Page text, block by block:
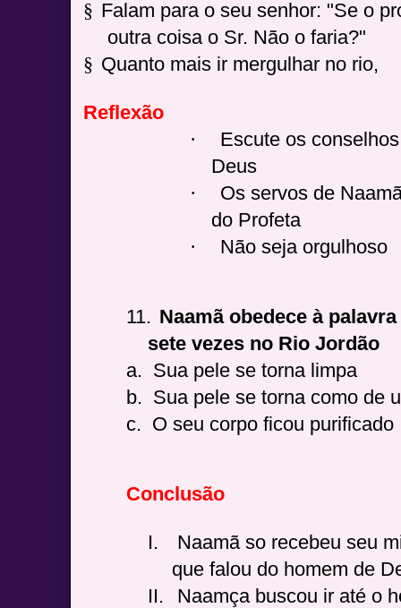
§ Falam para o seu senhor: "Se o
outra coisa o Sr. Não o faria?"
§ Quanto mais ir mergulhar no rio,
Reflexão
·
Escute os
Deus
·
Os servos de
do Profeta
·
Não seja orgulhoso
11. Naamã obedece à
sete vezes no Rio Jordão
a. Sua pele se torna limpa
b. Sua pele se torna como de
c. O seu corpo ficou purificado
Conclusão
I.
Naamã so recebeu seu
que falou do homem de
II.
Naamça buscou ir até o